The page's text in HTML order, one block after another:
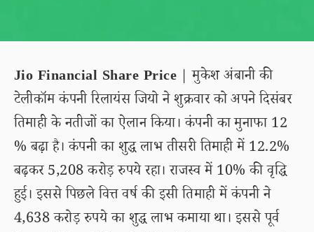
Jio Financial Share Price | मुकेश अंबानी की
टेलीकॉम कंपनी रिलायंस जियो ने शुक्रवार को अपने दिसंबर
तिमाही के नतीजों का ऐलान किया। कंपनी का मुनाफा 12
% बढ़ा है। कंपनी का शुद्ध लाभ तीसरी तिमाही में 12.2%
बढ़कर 5,208 करोड़ रुपये रहा। राजस्व में 10% की वृद्धि
हुई। इससे पिछले वित्त वर्ष की इसी तिमाही में कंपनी ने
4,638 करोड़ रुपये का शुद्ध लाभ कमाया था। इससे पूर्व